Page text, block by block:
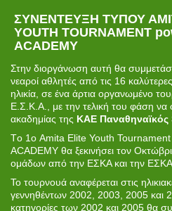
ΣΥΝΕΝΤΕΥΞΗ ΤΥΠΟΥ
YOUTH TOURNAMENT
ACADEMY
Στην διοργάνωση αυτή θα
νεαροί αθλητές από τις 16
ηλικία, σε ένα άρτια οργανωμένο
Ε.Σ.Κ.Α., με την τελική του φάση να
ακαδημίας της KAE
Tο 1ο Amita Elite Youth
ACADEMY θα ξεκινήσει τον
ομάδων από την ΕΣΚΑ και την
Το τουρνουά αναφέρεται στις
γεννηθέντων 2002, 2003, 2005 και
κατηγορίες των 2002 και 2005 θα